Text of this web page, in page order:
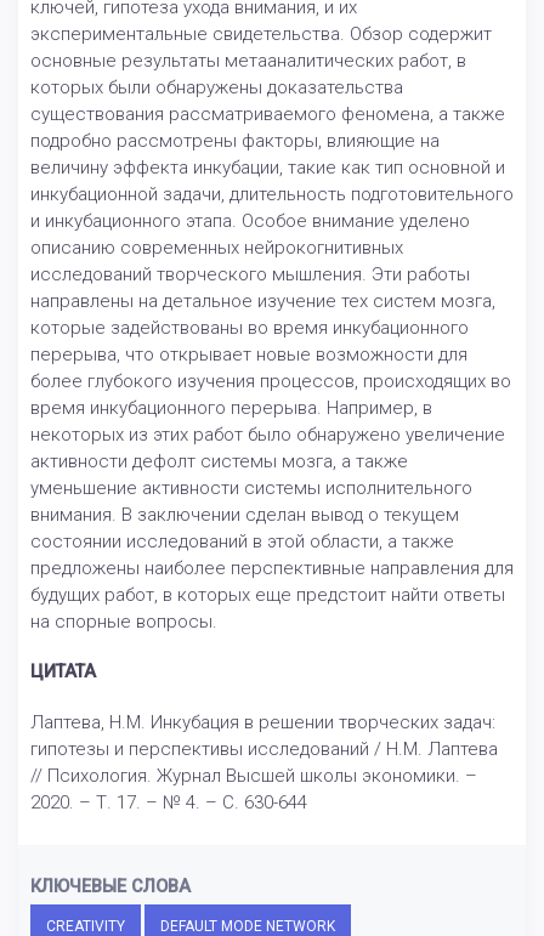
ключей, гипотеза ухода внимания, и их
экспериментальные свидетельства. Обзор содержит
основные результаты метааналитических работ, в
которых были обнаружены доказательства
существования рассматриваемого феномена, а также
подробно рассмотрены факторы, влияющие на
величину эффекта инкубации, такие как тип основной и
инкубационной задачи, длительность подготовительного
и инкубационного этапа. Особое внимание уделено
описанию современных нейрокогнитивных
исследований творческого мышления. Эти работы
направлены на детальное изучение тех систем мозга,
которые задействованы во время инкубационного
перерыва, что открывает новые возможности для
более глубокого изучения процессов, происходящих во
время инкубационного перерыва. Например, в
некоторых из этих работ было обнаружено увеличение
активности дефолт системы мозга, а также
уменьшение активности системы исполнительного
внимания. В заключении сделан вывод о текущем
состоянии исследований в этой области, а также
предложены наиболее перспективные направления для
будущих работ, в которых еще предстоит найти ответы
на спорные вопросы.
ЦИТАТА
Лаптева, Н.М. Инкубация в решении творческих задач:
гипотезы и перспективы исследований / Н.М. Лаптева
// Психология. Журнал Высшей школы экономики. –
2020. – Т. 17. – № 4. – С. 630-644
КЛЮЧЕВЫЕ СЛОВА
CREATIVITY DEFAULT MODE NETWORK